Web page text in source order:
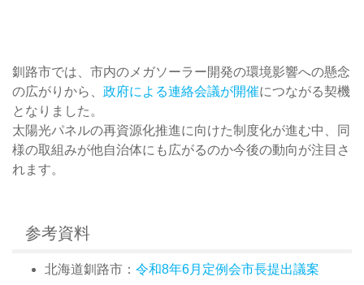
釧路市では、市内のメガソーラー開発の環境影響への懸念
の広がりから、 政府による連絡会議が開催につながる契機
となりました。
太陽光パネルの再資源化推進に向けた制度化が進む中、同
様の取組みが他自治体にも広がるのか今後の動向が注目さ
れます。
参考資料
北海道釧路市： 令和8年6月定例会市長提出議案